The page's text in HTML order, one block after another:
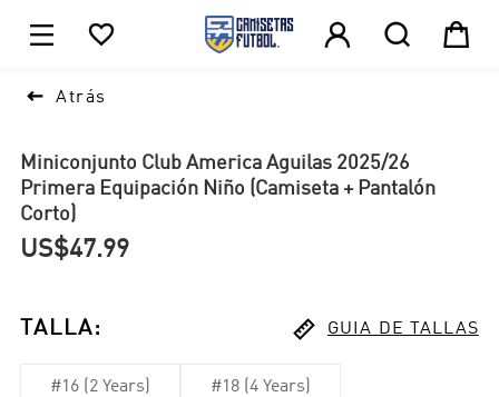
    
 Atrás
Miniconjunto Club America Aguilas 2025/26
Primera Equipación Niño (Camiseta + Pantalón
Corto)
US$47.99
TALLA:  GUIA DE TALLAS
#16 (2 Years) #18 (4 Years)